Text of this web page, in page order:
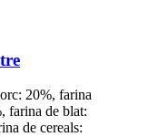
20%, farina
farina de blat:
de cereals: